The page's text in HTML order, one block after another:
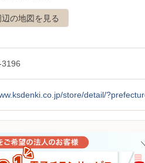
辺の地図を見る
store/detail/